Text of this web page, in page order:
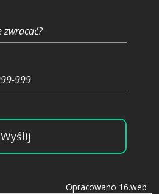
Wyślij
Opracowano 16.web